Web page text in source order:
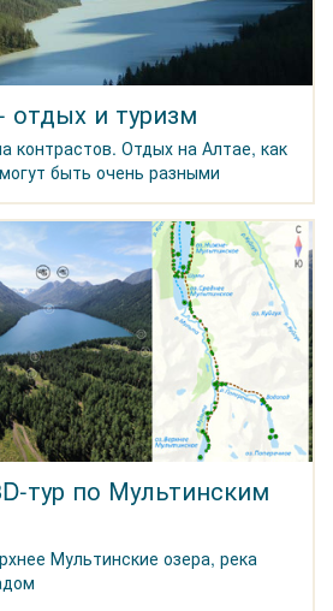
отдых и туризм
контрастов. Отдых на Алтае, как
быть очень разными
тур по Мультинским
Мультинские озера, река